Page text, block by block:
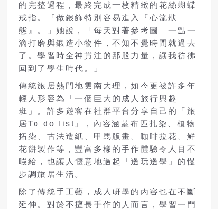
的完整過程，最終完成一枚精緻的花絲蝴蝶
戒指。「做銀飾特別容易進入『心流狀
態』。」她說，「每天對著參考圖，一點一
滴打磨與鍛造小物件，不知不覺時間就過去
了。學習時全神貫注的那股力量，讓我彷彿
回到了學生時代。」
傳統旅居熱門地雲南大理，如今更被許多年
輕人形容為「一個巨大的成人旅行興趣
班」。許多遊客在社群平台分享自己的「旅
居To do list」，內容涵蓋布匹扎染、植物
拓染、古法造紙、甲馬版畫、咖啡拉花、鮮
花餅製作等，豐富多樣的手作體驗令人目不
暇給，也讓人愜意地過起「邊玩邊學」的慢
步調旅居生活。
除了傳統手工藝，成人研學的內容也在不斷
延伸。對於不擅長手作的人而言，學習一門